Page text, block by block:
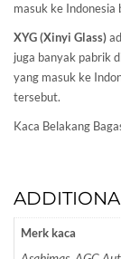
masuk ke
XYG (Xinyi Glass)
juga banyak pabrik
yang masuk ke
tersebut.
Kaca Belakang
Merk kaca